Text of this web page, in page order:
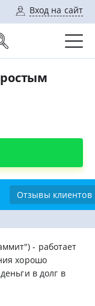
Вход на сайт
Отзывы клиентов
- работает
хорошо
в долг в